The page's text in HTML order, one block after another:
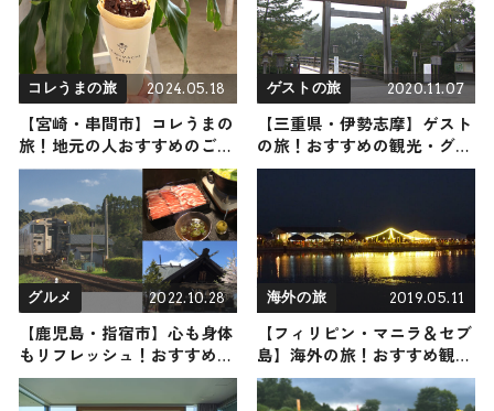
コレうまの旅 2024.05.18
【宮崎・串間市】コレうまの
旅！地元の人おすすめのご当
地名物グルメ3選 2024年5月
18日放送
ゲストの旅 2020.11.07
【三重県・伊勢志摩】ゲスト
の旅！おすすめの観光・グル
メをご紹介
グルメ 2022.10.28
【鹿児島・指宿市】心も身体
もリフレッシュ！おすすめス
ポット12選｜温泉からラーメ
ンまでご紹介します
海外の旅 2019.05.11
【フィリピン・マニラ＆セブ
島】海外の旅！おすすめ観光
スポットやグルメをリポート